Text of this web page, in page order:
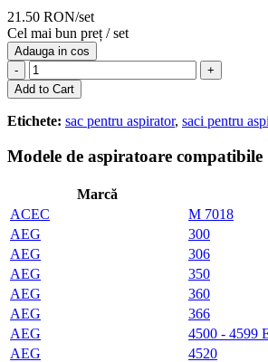
21.50 RON/set
Cel mai bun preț / set
Adauga in cos
-
+
Add to Cart
Etichete: sac pentru aspirator, saci pentru
Modele de aspiratoare compatibile
Marcă
ACEC
M 7018
AEG
300
AEG
306
AEG
350
AEG
360
AEG
366
AEG
4500 - 4599
AEG
4520